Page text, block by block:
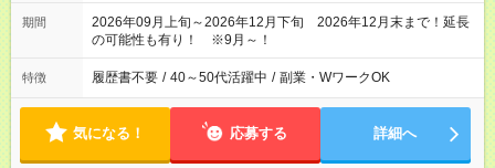
期間
2026年09月上旬～2026年12月下旬 2026年12月末まで！延長
の可能性も有り！ ※9月～！
特徴 履歴書不要 / 40～50代活躍中 / 副業・WワークOK
気になる！ 応募する 詳細へ